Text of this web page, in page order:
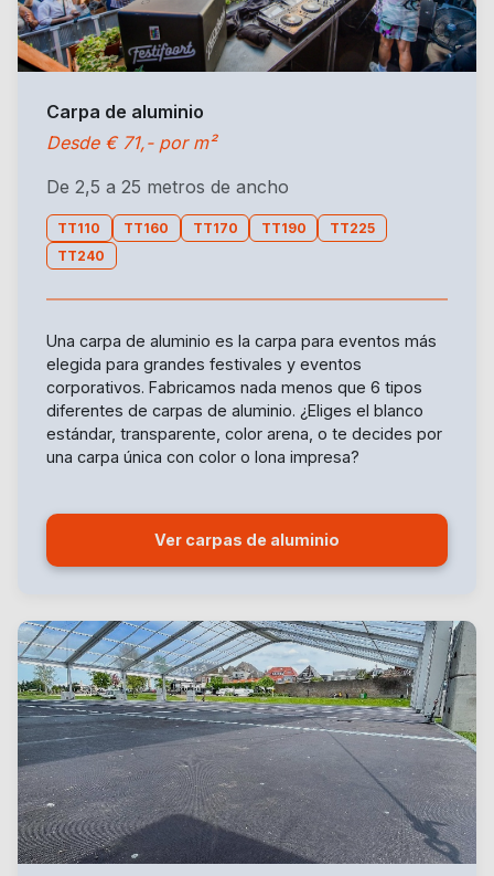
Carpa de aluminio
Desde € 71,- por m²
De 2,5 a 25 metros de ancho
TT110 TT160 TT170 TT190
TT225
TT240
Una carpa de aluminio es la carpa para eventos más
elegida para grandes festivales y eventos
corporativos. Fabricamos nada menos que 6 tipos
diferentes de carpas de aluminio. ¿Eliges el blanco
estándar, transparente, color arena, o te decides por
una carpa única con color o lona impresa?
Ver carpas de aluminio